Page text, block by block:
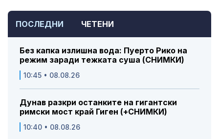
ПОСЛЕДНИ ЧЕТЕНИ
Без капка излишна вода: Пуерто Рико на
режим заради тежката суша (СНИМКИ)
10:45 • 08.08.26
Дунав разкри останките на гигантски
римски мост край Гиген (+СНИМКИ)
10:40 • 08.08.26